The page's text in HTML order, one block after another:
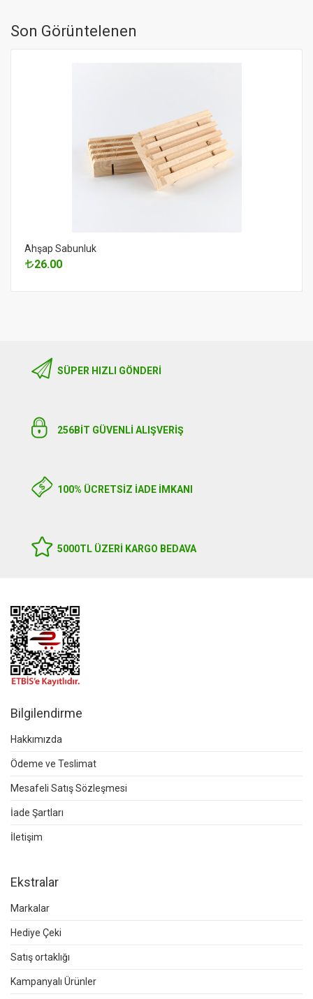
Son Görüntelenen
Ahşap Sabunluk
26.00
SÜPER HIZLI GÖNDERI
256BIT GÜVENLİ ALIŞVERİŞ
100% ÜCRETSİZ İADE İMKANI
5000TL ÜZERI KARGO BEDAVA
Bilgilendirme
Hakkımızda
Ödeme ve Teslimat
Mesafeli Satış Sözleşmesi
İade Şartları
İletişim
Ekstralar
Markalar
Hediye Çeki
Satış ortaklığı
Kampanyalı Ürünler